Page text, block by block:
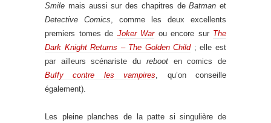
Smile mais aussi sur des chapitres deBatman et
Detective Comics , comme les deux excellents
premiers tomes de Joker Warou encore sur The
Dark Knight Returns – The Golden Child; elle est
par ailleurs scénariste du rebooten comics de
Buffy contre les vampires , qu’on conseille
également).
Les pleine planches de la patte si singulière de